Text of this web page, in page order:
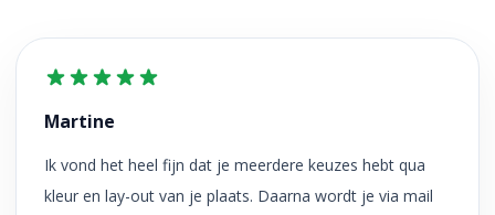
Martine
Ik vond het heel fijn dat je meerdere keuzes hebt qua
kleur en lay-out van je plaats. Daarna wordt je via mail